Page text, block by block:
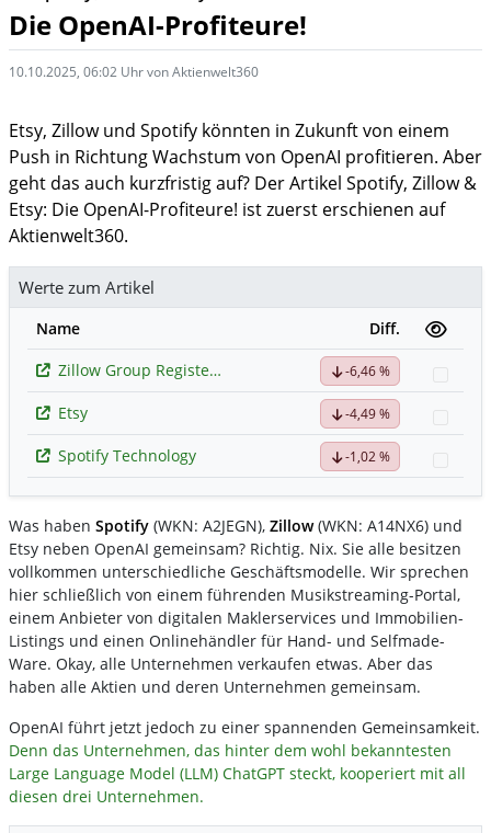
Die OpenAI-Profiteure!
10.10.2025, 06:02 Uhr von Aktienwelt360
Etsy, Zillow und Spotify könnten in Zukunft von einem
Push in Richtung Wachstum von OpenAI profitieren. Aber
geht das auch kurzfristig auf? Der Artikel Spotify, Zillow &
Etsy: Die OpenAI-Profiteure! ist zuerst erschienen auf
Aktienwelt360.
Werte zum Artikel
Name
Diff.
Zillow Group Registered (A)
-6,46 %
Etsy
-4,49 %
Spotify Technology
-1,02 %
Was haben Spotify (WKN: A2JEGN), Zillow(WKN: A14NX6) und
Etsy neben OpenAI gemeinsam? Richtig. Nix. Sie alle besitzen
vollkommen unterschiedliche Geschäftsmodelle. Wir sprechen
hier schließlich von einem führenden Musikstreaming-Portal,
einem Anbieter von digitalen Maklerservices und Immobilien-
Listings und einen Onlinehändler für Hand- und Selfmade-
Ware. Okay, alle Unternehmen verkaufen etwas. Aber das
haben alle Aktien und deren Unternehmen gemeinsam.
OpenAI führt jetzt jedoch zu einer spannenden Gemeinsamkeit.
Denn das Unternehmen, das hinter dem wohl bekanntesten
Large Language Model (LLM) ChatGPT steckt, kooperiert mit all
diesen drei Unternehmen.